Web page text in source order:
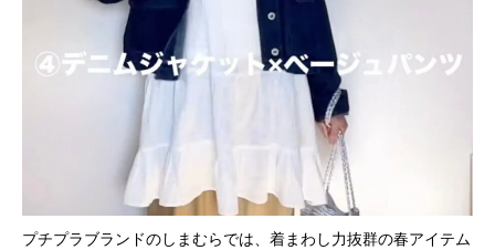
プチプラブランドのしまむらでは、着まわし力抜群の春アイテム